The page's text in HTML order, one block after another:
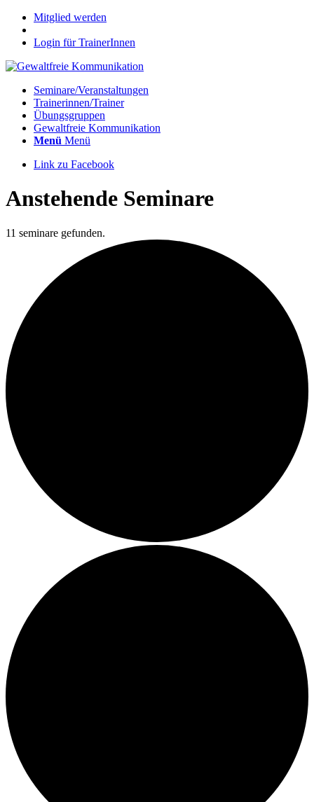
Mitglied werden
Login für TrainerInnen
Seminare/Veranstaltungen
Trainerinnen/Trainer
Übungsgruppen
Gewaltfreie Kommunikation
Menü Menü
Link zu Facebook
Anstehende Seminare
11 seminare gefunden.